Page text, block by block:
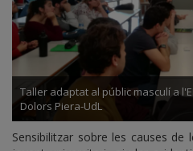
Taller adaptat al públic masculí a
Dolors Piera-UdL
Sensibilitzar sobre les causes de